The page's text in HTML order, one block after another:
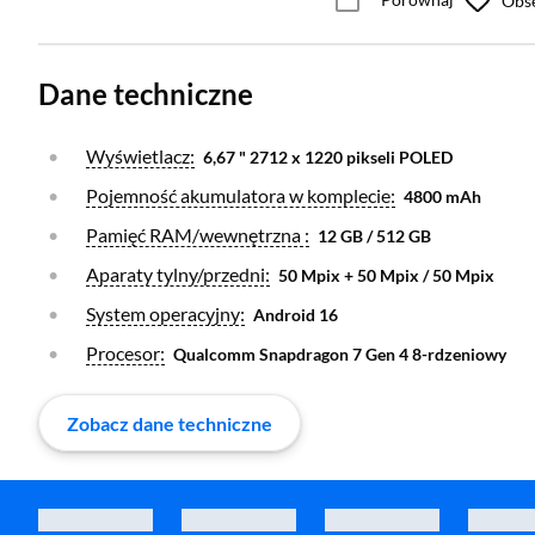
Dane techniczne
Otwórz warstwę
Wyświetlacz: 6,67 " 2712 x 1220 pikseli POLED
Otwórz warstwę
Pojemność akumulatora w komplecie: 4800 mAh
Otwórz warstwę
Pamięć RAM/wewnętrzna : 12 GB / 512 GB
Otwórz warstwę
Aparaty tylny/przedni: 50 Mpix + 50 Mpix / 50 Mpix
Otwórz warstwę
System operacyjny: Android 16
Otwórz warstwę
Procesor: Qualcomm Snapdragon 7 Gen 4 8-rdzeniowy
Zobacz dane techniczne